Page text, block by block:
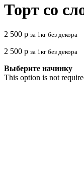
Торт со
2 500 р за 1кг без декора
2 500 р за 1кг без декора
Выберите начинку
This option is not